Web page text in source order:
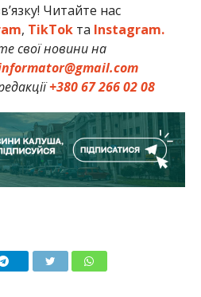
Читайте нас
, TikTokта Instagram.
свої новини на
+380 67 266 02 08